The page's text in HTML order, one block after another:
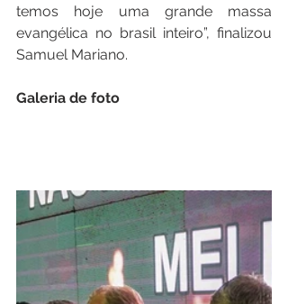
temos hoje uma grande massa
evangélica no brasil inteiro”, finalizou
Samuel Mariano.
Galeria de foto